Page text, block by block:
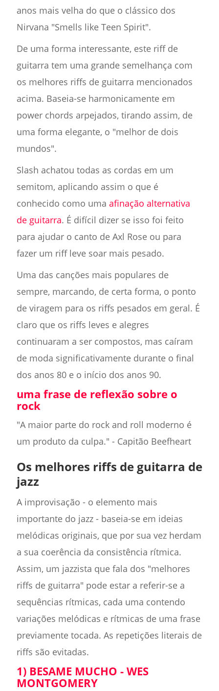
anos mais velha do que o clássico dos
Nirvana "Smells like Teen Spirit".
De uma forma interessante, este riff de
guitarra tem uma grande semelhança com
os melhores riffs de guitarra mencionados
acima. Baseia-se harmonicamente em
power chords arpejados, tirando assim, de
uma forma elegante, o "melhor de dois
mundos".
Slash achatou todas as cordas em um
semitom, aplicando assim o que é
conhecido como uma afinação alternativa
de guitarra. É difícil dizer se isso foi feito
para ajudar o canto de Axl Rose ou para
fazer um riff leve soar mais pesado.
Uma das canções mais populares de
sempre, marcando, de certa forma, o ponto
de viragem para os riffs pesados em geral. É
claro que os riffs leves e alegres
continuaram a ser compostos, mas caíram
de moda significativamente durante o final
dos anos 80 e o início dos anos 90.
uma frase de reflexão sobre o
rock
"A maior parte do rock and roll moderno é
um produto da culpa." - Capitão Beefheart
Os melhores riffs de guitarra de
jazz
A improvisação - o elemento mais
importante do jazz - baseia-se em ideias
melódicas originais, que por sua vez herdam
a sua coerência da consistência rítmica.
Assim, um jazzista que fala dos "melhores
riffs de guitarra" pode estar a referir-se a
sequências rítmicas, cada uma contendo
variações melódicas e rítmicas de uma frase
previamente tocada. As repetições literais de
riffs são evitadas.
1) BESAME MUCHO - WES
MONTGOMERY